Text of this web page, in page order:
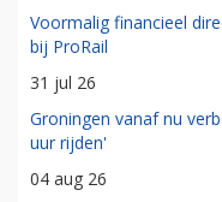
Voormalig financieel
bij ProRail
31 jul 26
Groningen vanaf nu
uur rijden'
04 aug 26